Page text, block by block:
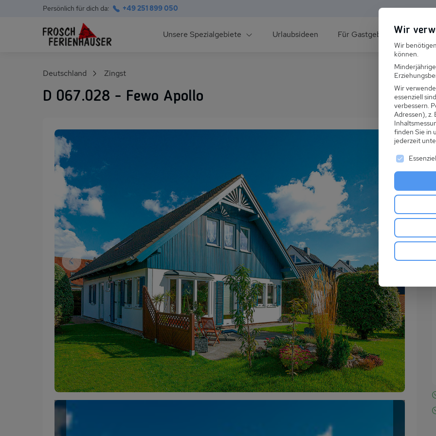
Persönlich für dich da: +49 251 899 050
Hauptnavigation
Unsere Spezialgebiete
Polnische Ostsee
Skihütten & Chalets im Winter
Gruppenhäuser für den Skiurlaub
Urlaubsideen Für Gastgeber Über
Deutschland Zingst
D 067.028 - Fewo Apollo
Wir
Wir
können.
Wir
essenziell
verbessern.
Adressen), z.
finden Sie in
jederzeit
Es folgt